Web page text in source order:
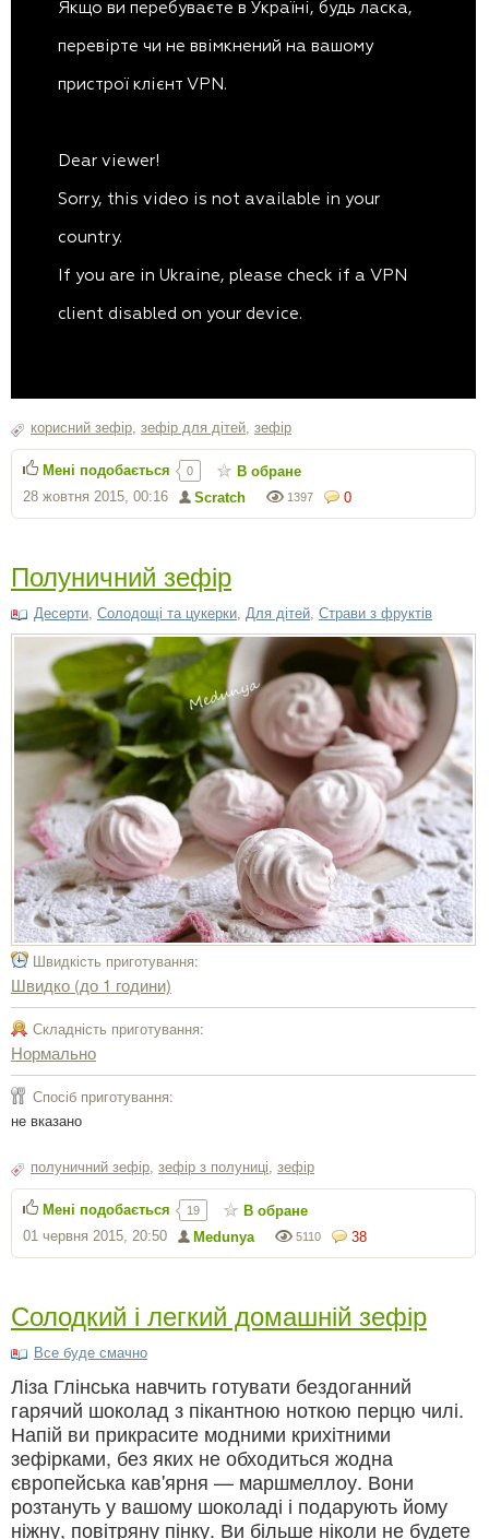
корисний зефір, зефір для дітей, зефір
0
1397
Scratch
28 жовтня 2015, 00:16
Мені подобається 0 В обране
Полуничний зефір
Десерти, Солодощі та цукерки, Для дітей, Страви з фруктів
Швидкість приготування:
Швидко (до 1 години)
Складність приготування:
Нормально
Спосіб приготування:
не вказано
полуничний зефір зефір з полуниці зефір
38
5110
Medunya
01 червня 2015, 20:50
Мені подобається 19 В обране
Солодкий і легкий домашній зефір
Все буде смачно
Ліза Глінська навчить готувати бездоганний
гарячий шоколад з пікантною ноткою перцю чилі.
Напій ви прикрасите модними крихітними
зефірками, без яких не обходиться жодна
європейська кав'ярня — маршмеллоу. Вони
розтануть у вашому шоколаді і подарують йому
ніжну, повітряну пінку. Ви більше ніколи не будете